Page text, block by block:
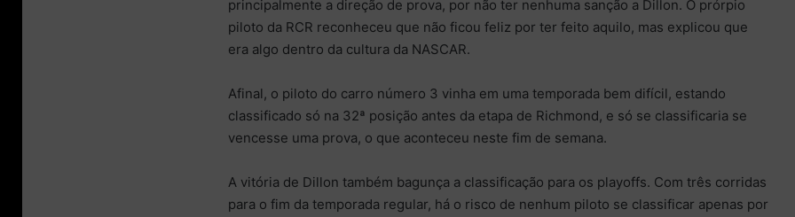
principalmente a direção de prova, por não ter nenhuma sanção a Dillon. O prórpio
piloto da RCR reconheceu que não ficou feliz por ter feito aquilo, mas explicou que
era algo dentro da cultura da NASCAR.
Afinal, o piloto do carro número 3 vinha em uma temporada bem difícil, estando
classificado só na 32ª posição antes da etapa de Richmond, e só se classificaria se
vencesse uma prova, o que aconteceu neste fim de semana.
A vitória de Dillon também bagunça a classificação para os playoffs. Com três corridas
para o fim da temporada regular, há o risco de nenhum piloto se classificar apenas por